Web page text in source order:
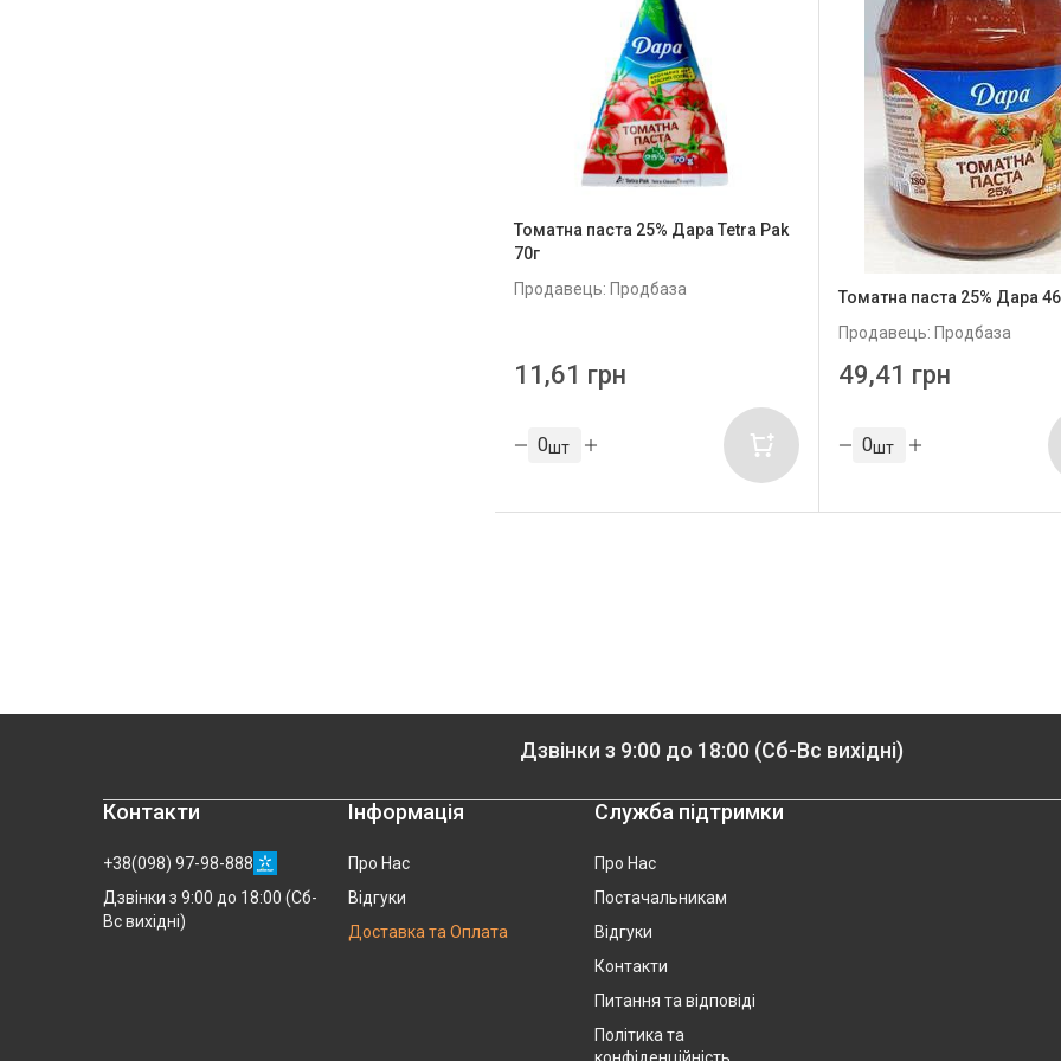
Томатна паста 25% Дара Теtra Pak
70г
Продавець: Продбаза
11,61 грн
шт
Томатна паста 25% Дара
Продавець: Продбаза
49,41 грн
шт
Дзвінки з 9:00 до 18:00 (Сб-Вс вихідні)
Контакти
+38(098) 97-98-888
Дзвінки з 9:00 до 18:00 (Сб-
Вс вихідні)
Інформація
Про Нас
Відгуки
Доставка та Оплата
Служба підтримки
Про Нас
Постачальникам
Відгуки
Контакти
Питання та відповіді
Політика та
конфіденційність